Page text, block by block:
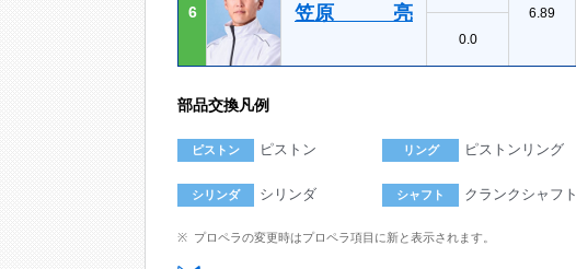
6 笠原 亮
6.89
0.0
部品交換凡例
ピストン ピストン リング ピストンリング
シリンダ シリンダ シャフト クランクシャフト
プロペラの変更時はプロペラ項目に新と表示されます。